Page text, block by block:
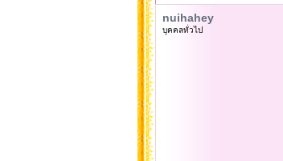
nuihahey
บุคคลทั่วไป